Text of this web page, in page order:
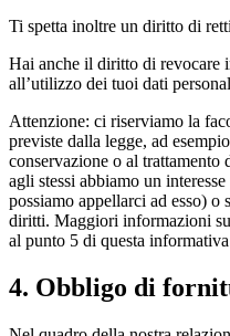
Ti spetta inoltre un diritto di
Hai anche il diritto di revocare
all’utilizzo dei tuoi dati
Attenzione: ci riserviamo la
previste dalla legge, ad
conservazione o al trattamento
agli stessi abbiamo un
possiamo appellarci ad esso) o
diritti. Maggiori informazioni
al punto 5 di questa
4. Obbligo di